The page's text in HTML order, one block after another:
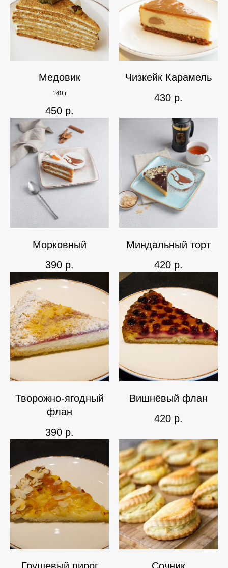
Медовик
140 г
450 р.
Чизкейк Карамель
430 р.
Морковный
390 р.
Миндальный торт
420 р.
Творожно-ягодный
флан
390 р.
Вишнёвый флан
420 р.